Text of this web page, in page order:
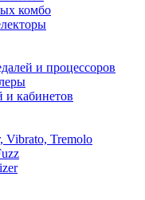
комбо
и процессоров
и кабинетов
Vibrato, Tremolo